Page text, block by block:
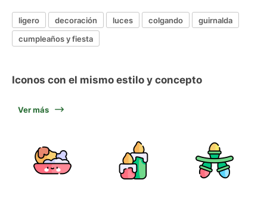
ligero decoración luces colgando
guirnalda
cumpleaños y fiesta
Iconos con el mismo estilo y concepto
Ver más